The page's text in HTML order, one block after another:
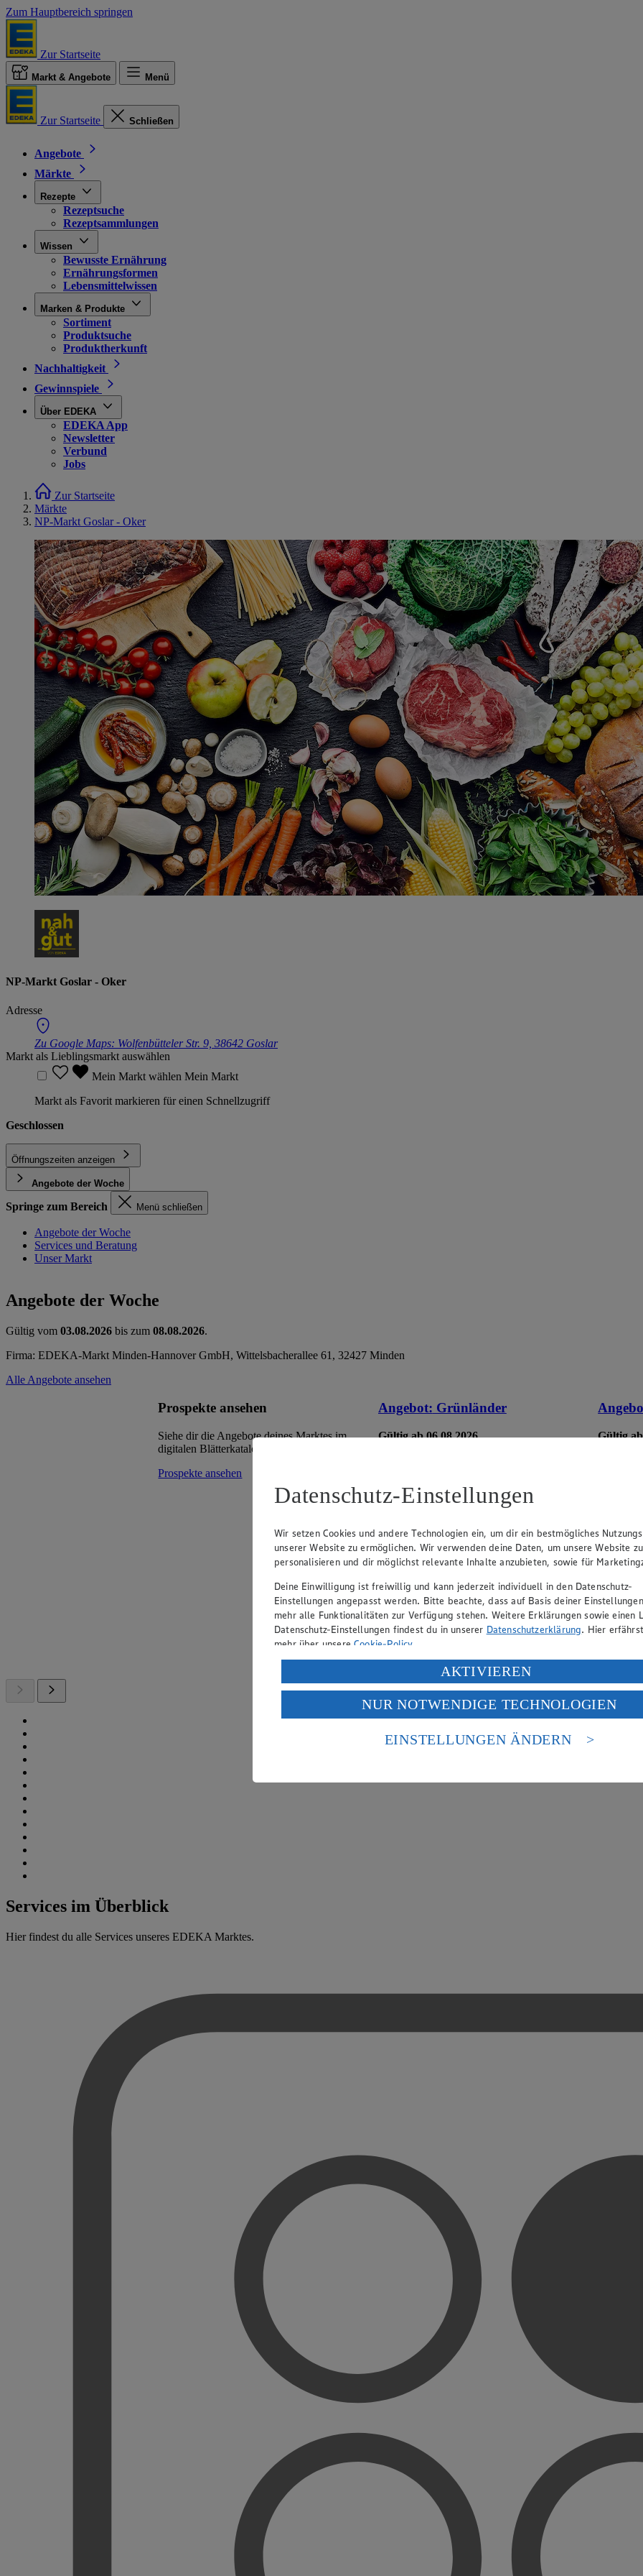
Zum Hauptbereich springen
Zur Startseite
Markt & Angebote Menü
Zur Startseite Schließen
Angebote
Märkte
Rezepte
Rezeptsuche
Rezeptsammlungen
Wissen
Bewusste Ernährung
Ernährungsformen
Lebensmittelwissen
Marken & Produkte
Sortiment
Produktsuche
Produktherkunft
Nachhaltigkeit
Gewinnspiele
Über EDEKA
EDEKA App
Newsletter
Verbund
Jobs
Zur Startseite
Märkte
NP-Markt Goslar - Oker
NP-Markt Goslar - Oker
Adresse
Zu Google Maps: Wolfenbütteler Str. 9, 38642 Goslar
Markt als Lieblingsmarkt auswählen
Mein Markt wählen Mein Markt
Markt als Favorit markieren für einen Schnellzugriff
Geschlossen
Öffnungszeiten anzeigen
Angebote der Woche
Springe zum Bereich Menü schließen
Angebote der Woche
Services und Beratung
Unser Markt
Angebote der Woche
Gültig vom 03.08.2026 bis zum 08.08.2026.
Firma: EDEKA-Markt Minden-Hannover GmbH, Wittelsbacherallee 61, 32427 Minden
Alle Angebote ansehen
Prospekte ansehen
Siehe dir die Angebote deines Marktes im
digitalen Blätterkatalog an.
Prospekte ansehen
Angebot: Grünländer
Gültig ab 06.08.2026
dt. Schnittkäse, in Würfeln oder Scheiben,
versch. Sorten und Fettstufen, 120/140g
Gültig
versch.
Services im Überblick
Hier findest du alle Services unseres EDEKA Marktes.
Datenschutz-Einstellungen
Wir setzen Cookies und andere Technologien ein, um dir ein bestmögliches
unserer Website zu ermöglichen. Wir verwenden deine Daten, um unsere Website zu
personalisieren und dir möglichst relevante Inhalte anzubieten, sowie für
Deine Einwilligung ist freiwillig und kann jederzeit individuell in den Datenschutz-
Einstellungen angepasst werden. Bitte beachte, dass auf Basis deiner
mehr alle Funktionalitäten zur Verfügung stehen. Weitere Erklärungen sowie einen
Datenschutz-Einstellungen findest du in unserer Datenschutzerklärung. Hier
mehr über unsereCookie-Policy.
Verarbeitung deiner personenbezogenen Daten in den USA durch Facebook und
Wenn du auf „Aktivieren“ klickst, willigst du im Sinne des Art. 49 Abs. 1 Satz 1 lit.
ein, dass deine Daten in den USA verarbeitet werden. Der EuGH sieht die USA als
einem nach europäischen Standards nicht angemessenen Datenschutzniveau an. Es
Risiko eines Zugriffs durch US-amerikanische Behörden.
AKTIVIEREN
NUR NOTWENDIGE TECHNOLOGIEN
EINSTELLUNGEN ÄNDERN